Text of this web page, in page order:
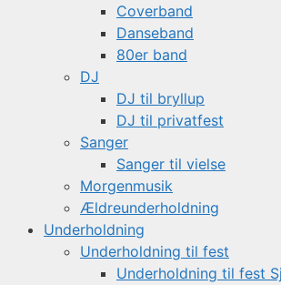
Coverband
Danseband
80er band
DJ
DJ til bryllup
DJ til privatfest
Sanger
Sanger til vielse
Morgenmusik
Ældreunderholdning
Underholdning
Underholdning til fest
Underholdning til fest